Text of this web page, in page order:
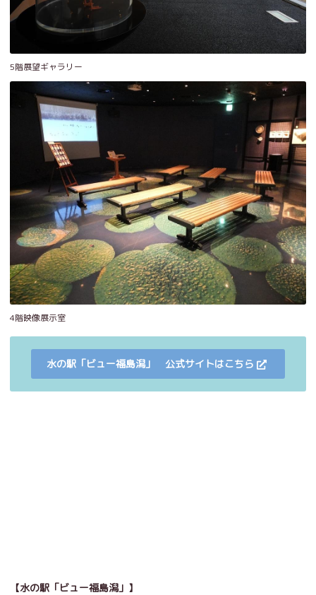
5階展望ギャラリー
4階映像展示室
水の駅「ビュー福島潟」 公式サイトはこちら
【水の駅「ビュー福島潟」】